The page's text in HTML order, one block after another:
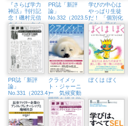
『さらば学力
神話』刊行記
念！磯村元信
さんトークイ
ベント （6/10
㈯、未来屋書
店日の出店）
PR誌「新評
論」
No.332（2023.5）
学びの中心は
やっぱり生徒
だ！ 「個別化
された学び」
と「思考の習
慣」
PR誌「新評
論」
No.331（2023.4）
クライメッ
ト・ジャーニ
ー 気候変動
問題を巡る旅
ぼくは ぼく